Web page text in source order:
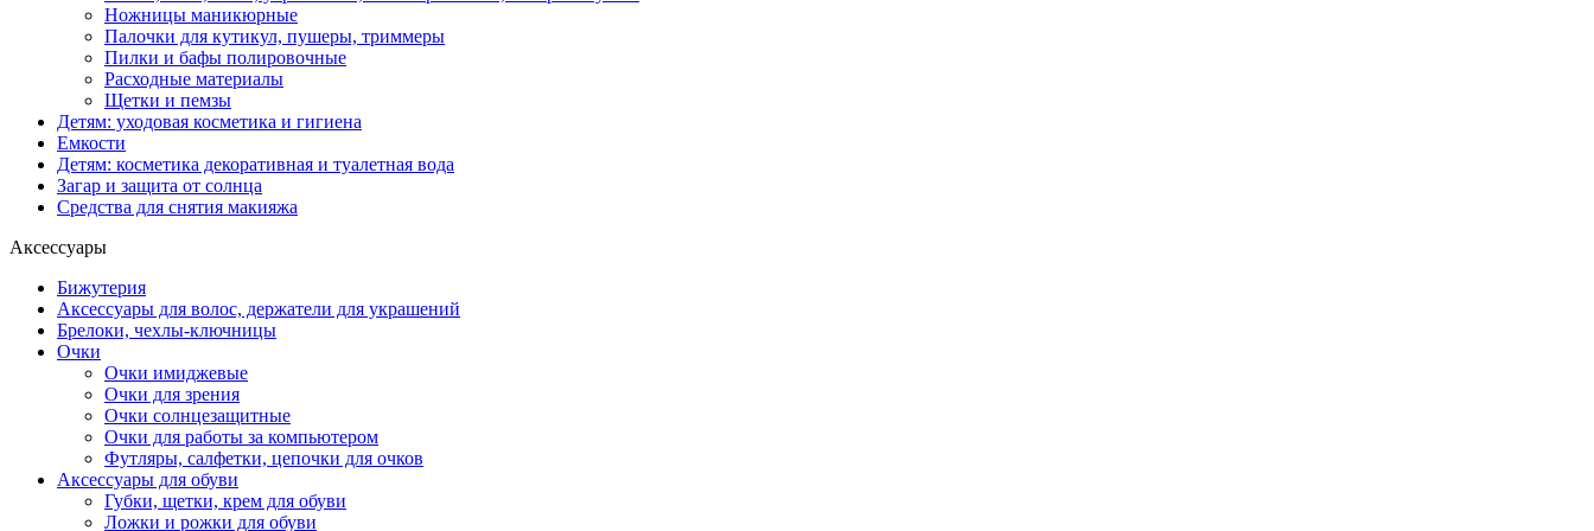
Ножницы маникюрные
Палочки для кутикул, пушеры, триммеры
Пилки и бафы полировочные
Расходные материалы
Щетки и пемзы
Детям: уходовая косметика и гигиена
Емкости
Детям: косметика декоративная и туалетная вода
Загар и защита от солнца
Средства для снятия макияжа
Аксессуары
Бижутерия
Аксессуары для волос, держатели для украшений
Брелоки, чехлы-ключницы
Очки
Очки имиджевые
Очки для зрения
Очки солнцезащитные
Очки для работы за компьютером
Футляры, салфетки, цепочки для очков
Аксессуары для обуви
Губки, щетки, крем для обуви
Ложки и рожки для обуви